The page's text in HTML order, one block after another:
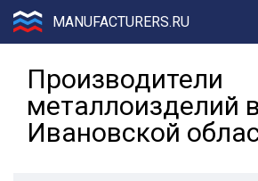
MANUFACTURERS.RU
Производители
металлоизделий в
Ивановской